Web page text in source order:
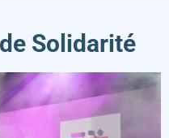
Solidarité